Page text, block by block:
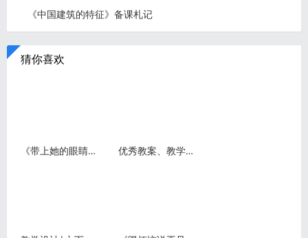
《中国建筑的特征》备课札记
猜你喜欢
《带上她的眼睛》教案教学设计 优秀教案、教学设计（试讲稿）案例展示:《祖先的摇篮》